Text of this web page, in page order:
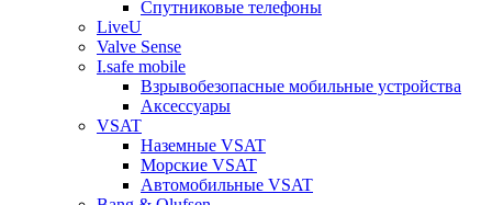
Спутниковые телефоны
LiveU
Valve Sense
I.safe mobile
Взрывобезопасные мобильные устройства
Аксессуары
VSAT
Наземные VSAT
Морские VSAT
Автомобильные VSAT